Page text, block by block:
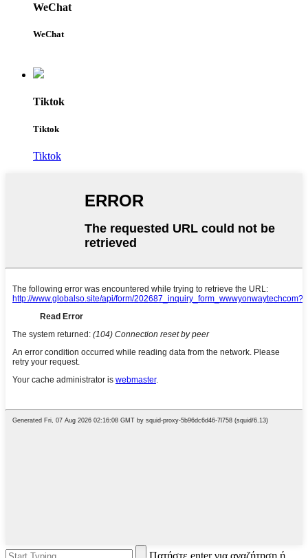
WeChat
WeChat
Tiktok
Tiktok
Tiktok
Πατήστε enter για αναζήτηση ή